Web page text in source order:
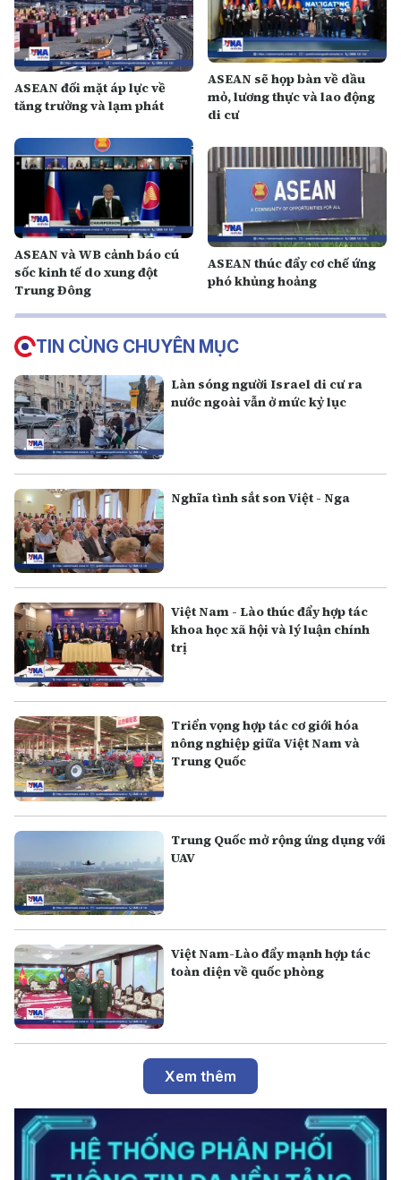
ASEAN đối mặt áp lực về
tăng trưởng và lạm phát
ASEAN sẽ họp bàn về dầu
mỏ, lương thực và lao động
di cư
ASEAN và WB cảnh báo cú
sốc kinh tế do xung đột
Trung Đông
ASEAN thúc đẩy cơ chế ứng
phó khủng hoảng
TIN CÙNG CHUYÊN MỤC
Làn sóng người Israel di cư ra
nước ngoài vẫn ở mức kỷ lục
Nghĩa tình sắt son Việt - Nga
Việt Nam - Lào thúc đẩy hợp tác
khoa học xã hội và lý luận chính
trị
Triển vọng hợp tác cơ giới hóa
nông nghiệp giữa Việt Nam và
Trung Quốc
Trung Quốc mở rộng ứng dụng với
UAV
Việt Nam-Lào đẩy mạnh hợp tác
toàn diện về quốc phòng
Xem thêm